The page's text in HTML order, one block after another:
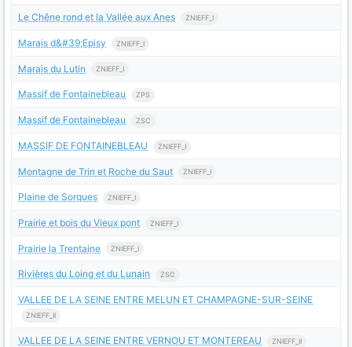
Le Chêne rond et la Vallée aux Anes ZNIEFF_I
Marais d&#39;Episy ZNIEFF_I
Marais du Lutin ZNIEFF_I
Massif de Fontainebleau ZPS
Massif de Fontainebleau ZSC
MASSIF DE FONTAINEBLEAU ZNIEFF_I
Montagne de Trin et Roche du Saut ZNIEFF_I
Plaine de Sorques ZNIEFF_I
Prairie et bois du Vieux pont ZNIEFF_I
Prairie la Trentaine ZNIEFF_I
Rivières du Loing et du Lunain ZSC
VALLEE DE LA SEINE ENTRE MELUN ET CHAMPAGNE-SUR-SEINE
ZNIEFF_II
VALLEE DE LA SEINE ENTRE VERNOU ET MONTEREAU ZNIEFF_II